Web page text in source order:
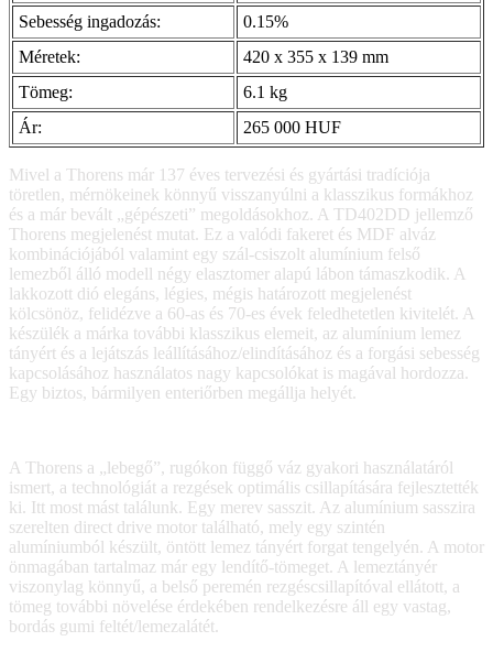
Sebesség ingadozás:
0.15%
Méretek:
420 x 355 x 139 mm
Tömeg:
6.1 kg
Ár:
265 000 HUF
Mivel a Thorens már 137 éves tervezési és gyártási tradíciója
töretlen, mérnökeinek könnyű visszanyúlni a klasszikus formákhoz
és a már bevált „gépészeti” megoldásokhoz. A TD402DD jellemző
Thorens megjelenést mutat. Ez a valódi fakeret és MDF alváz
kombinációjából valamint egy szál-csiszolt alumínium felső
lemezből álló modell négy elasztomer alapú lábon támaszkodik. A
lakkozott dió elegáns, légies, mégis határozott megjelenést
kölcsönöz, felidézve a 60-as és 70-es évek feledhetetlen kivitelét. A
készülék a márka további klasszikus elemeit, az alumínium lemez
tányért és a lejátszás leállításához/elindításához és a forgási sebesség
kapcsolásához használatos nagy kapcsolókat is magával hordozza.
Egy biztos, bármilyen enteriőrben megállja helyét.
A Thorens a „lebegő”, rugókon függő váz gyakori használatáról
ismert, a technológiát a rezgések optimális csillapítására fejlesztették
ki. Itt most mást találunk. Egy merev sasszit. Az alumínium sasszira
szerelten direct drive motor található, mely egy szintén
alumíniumból készült, öntött lemez tányért forgat tengelyén. A motor
önmagában tartalmaz már egy lendítő-tömeget. A lemeztányér
viszonylag könnyű, a belső peremén rezgéscsillapítóval ellátott, a
tömeg további növelése érdekében rendelkezésre áll egy vastag,
bordás gumi feltét/lemezalátét.